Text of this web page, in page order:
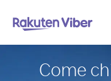
Come